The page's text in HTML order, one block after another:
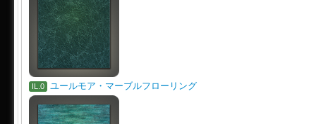
IL.0 ユールモア・マーブルフローリング